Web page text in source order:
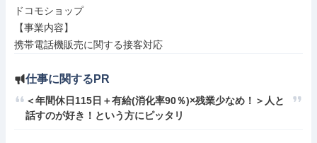
ドコモショップ
【事業内容】
携帯電話機販売に関する接客対応
仕事に関するPR
＜年間休日115日＋有給(消化率90％)×残業少なめ！＞人と
話すのが好き！という方にピッタリ